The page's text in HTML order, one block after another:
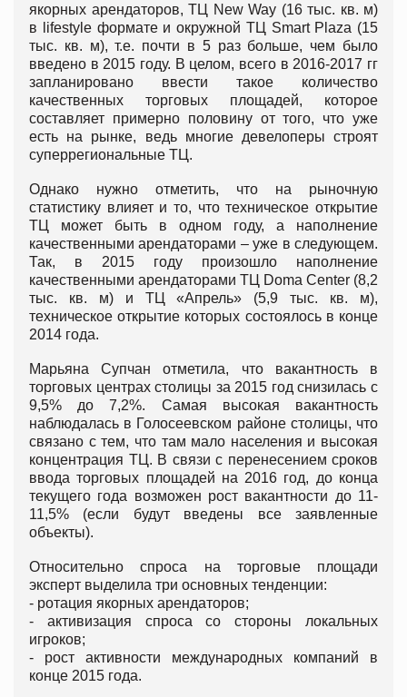
якорных арендаторов, ТЦ New Way (16 тыс. кв. м)
в lifestyle формате и окружной ТЦ Smart Plaza (15
тыс. кв. м), т.е. почти в 5 раз больше, чем было
введено в 2015 году. В целом, всего в 2016-2017 гг
запланировано ввести такое количество
качественных торговых площадей, которое
составляет примерно половину от того, что уже
есть на рынке, ведь многие девелоперы строят
суперрегиональные ТЦ.
Однако нужно отметить, что на рыночную
статистику влияет и то, что техническое открытие
ТЦ может быть в одном году, а наполнение
качественными арендаторами – уже в следующем.
Так, в 2015 году произошло наполнение
качественными арендаторами ТЦ Doma Center (8,2
тыс. кв. м) и ТЦ «Апрель» (5,9 тыс. кв. м),
техническое открытие которых состоялось в конце
2014 года.
Марьяна Супчан отметила, что вакантность в
торговых центрах столицы за 2015 год снизилась с
9,5% до 7,2%. Самая высокая вакантность
наблюдалась в Голосеевском районе столицы, что
связано с тем, что там мало населения и высокая
концентрация ТЦ. В связи с перенесением сроков
ввода торговых площадей на 2016 год, до конца
текущего года возможен рост вакантности до 11-
11,5% (если будут введены все заявленные
объекты).
Относительно спроса на торговые площади
эксперт выделила три основных тенденции:
- ротация якорных арендаторов;
- активизация спроса со стороны локальных
игроков;
- рост активности международных компаний в
конце 2015 года.